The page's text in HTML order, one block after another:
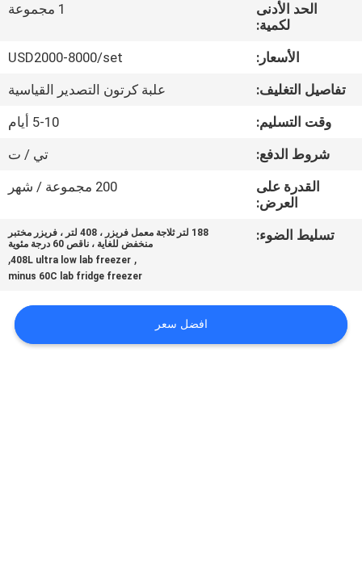
في
المعمل
رقابة
جودة
اتصل
اطلب
اقتباس
الحد الأدنى
لكمية:
1 مجموعة
الأسعار:
USD2000-8000/set
تفاصيل التغليف:
علبة كرتون التصدير القياسية
وقت التسليم:
5-10 أيام
شروط الدفع:
تي / ت
القدرة على
العرض:
200 مجموعة / شهر
تسليط الضوء:
188 لتر ثلاجة معمل فريزر ، 408 لتر ، فريزر مختبر
منخفض للغاية ، ناقص 60 درجة مئوية
,
408L ultra low lab freezer
,
minus 60C lab fridge freezer
افضل سعر